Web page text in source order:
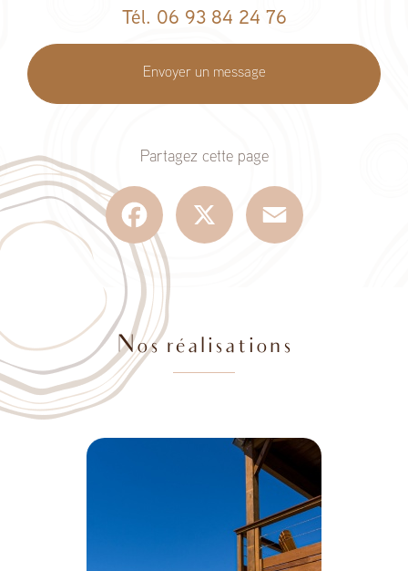
Tél. 06 93 84 24 76
Envoyer un message
Partagez cette page
Facebook
Nos réalisations